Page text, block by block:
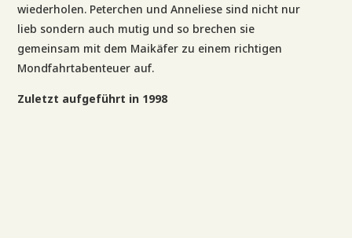
wiederholen. Peterchen und Anneliese sind nicht nur
lieb sondern auch mutig und so brechen sie
gemeinsam mit dem Maikäfer zu einem richtigen
Mondfahrtabenteuer auf.
Zuletzt aufgeführt in 1998